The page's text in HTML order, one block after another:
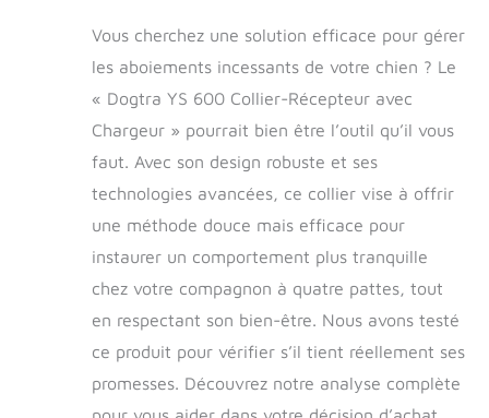
Vous cherchez une solution efficace pour gérer
les aboiements incessants de votre chien ? Le
« Dogtra YS 600 Collier-Récepteur avec
Chargeur » pourrait bien être l’outil qu’il vous
faut. Avec son design robuste et ses
technologies avancées, ce collier vise à offrir
une méthode douce mais efficace pour
instaurer un comportement plus tranquille
chez votre compagnon à quatre pattes, tout
en respectant son bien-être. Nous avons testé
ce produit pour vérifier s’il tient réellement ses
promesses. Découvrez notre analyse complète